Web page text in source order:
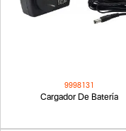
9998131
Cargador De Batería